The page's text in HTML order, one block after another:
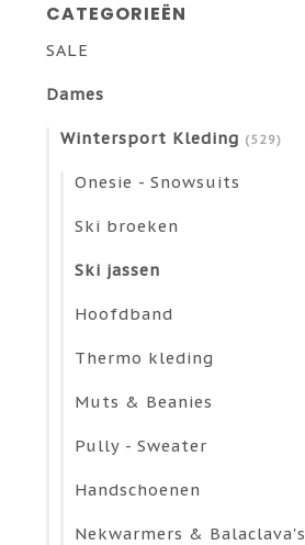
CATEGORIEËN
SALE
Dames
Wintersport Kleding (529)
Onesie - Snowsuits
Ski broeken
Ski jassen
Hoofdband
Thermo kleding
Muts & Beanies
Pully - Sweater
Handschoenen
Nekwarmers & Balaclava's